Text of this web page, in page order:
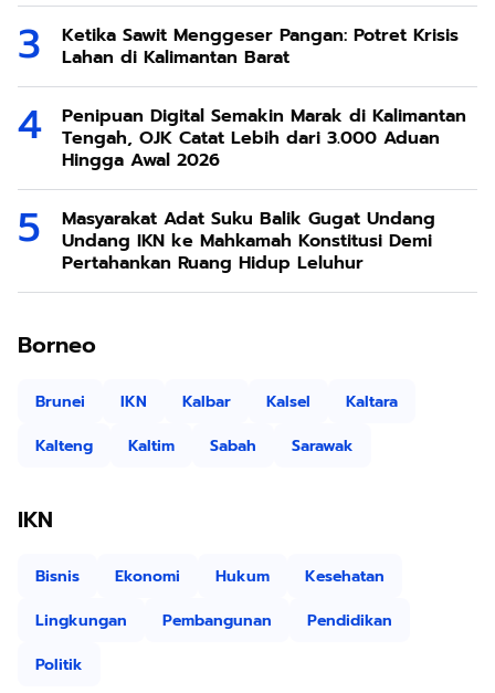
Ketika Sawit Menggeser Pangan: Potret Krisis
Lahan di Kalimantan Barat
Penipuan Digital Semakin Marak di Kalimantan
Tengah, OJK Catat Lebih dari 3.000 Aduan
Hingga Awal 2026
Masyarakat Adat Suku Balik Gugat Undang
Undang IKN ke Mahkamah Konstitusi Demi
Pertahankan Ruang Hidup Leluhur
Borneo
Brunei IKN Kalbar Kalsel
Kaltara
Kalteng
Kaltim Sabah Sarawak
IKN
Bisnis Ekonomi Hukum
Kesehatan
Lingkungan
Pembangunan
Pendidikan
Politik